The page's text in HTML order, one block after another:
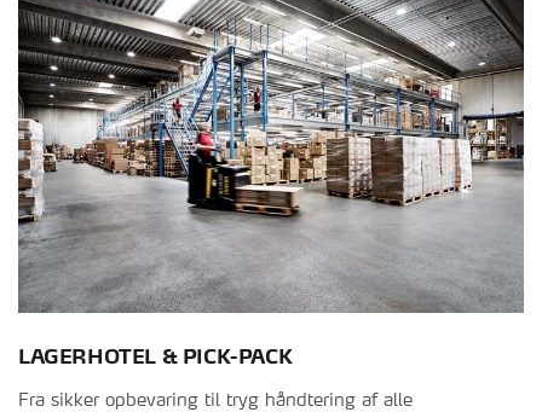
LAGERHOTEL & PICK-PACK
Fra sikker opbevaring til tryg håndtering af alle